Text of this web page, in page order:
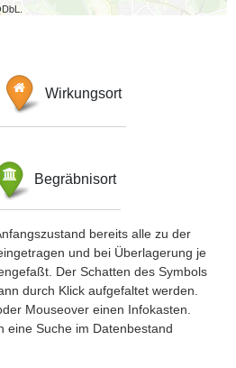
Wirkungsort
Begräbnisort
bereits alle zu der
und bei Überlagerung je
Der Schatten des Symbols
durch Klick aufgefaltet werden.
Mouseover einen Infokasten.
eine Suche im Datenbestand